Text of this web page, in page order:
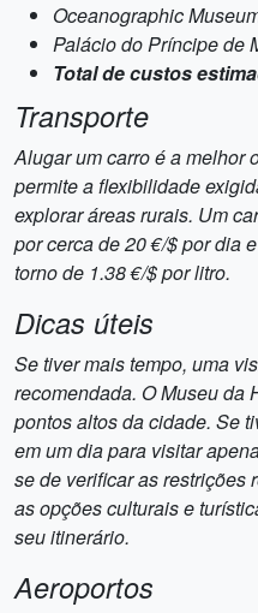
Oceanographic
Palácio do Príncipe de
Total de custos
Transporte
Alugar um carro é a melhor
permite a flexibilidade
explorar áreas rurais. Um
por cerca de 20 €/$ por dia
torno de 1.38 €/$ por litro.
Dicas úteis
Se tiver mais tempo, uma
recomendada. O Museu da
pontos altos da cidade. Se
em um dia para visitar
se de verificar as restrições
as opções culturais e
seu itinerário.
Aeroportos